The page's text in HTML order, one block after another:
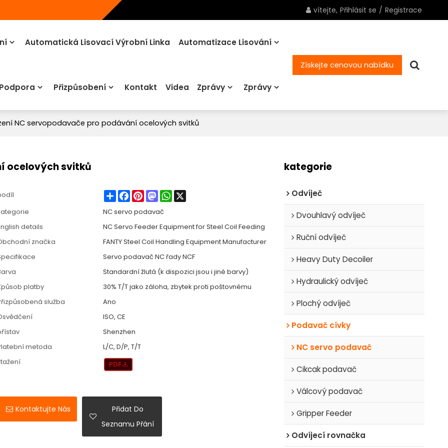
vítejte, Přihlásit se / Registrace
Automatická Lisovací Výrobní Linka Automatizace Lisování
Přizpůsobení Kontakt Videa Zprávy Zprávy
Získejte cenovou nabídku
NC servopodavače pro podávání ocelových svitků
ocelových svitků
ShareFacebook
PinterestMastodonWhatsApp
NC servo podavač
details
NC Servo Feeder Equipment for Steel Coil Feeding
značka
FANTY Steel Coil Handling Equipment Manufacturer
Servo podavač NC řady NCF
Standardní žlutá (k dispozici jsou i jiné barvy)
platby
30% T/T jako záloha, zbytek proti poštovnému
služba
Ano
ISO, CE
Shenzhen
metoda
L/C, D/P, T/T
Kontaktujte Nás
Přidat Do
Seznamu Přání
kategorie
Odvíječ
Dvouhlavý odvíječ
Ruční odvíječ
Heavy Duty Decoiler
Hydraulický odvíječ
Plochý odvíječ
Podavač cívky
NC servo podavač
Cikcak podavač
Válcový podavač
Gripper Feeder
Odvíjecí rovnačka